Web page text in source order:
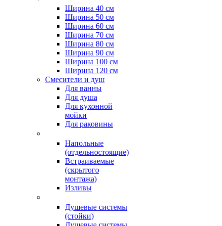
Ширина 40 см
Ширина 50 см
Ширина 60 см
Ширина 70 см
Ширина 80 см
Ширина 90 см
Ширина 100 см
Ширина 120 см
Смесители и душ
Для ванны
Для душа
Для кухонной
мойки
Для раковины
Напольные
(отдельностоящие)
Встраиваемые
(скрытого
монтажа)
Изливы
Душевые системы
(стойки)